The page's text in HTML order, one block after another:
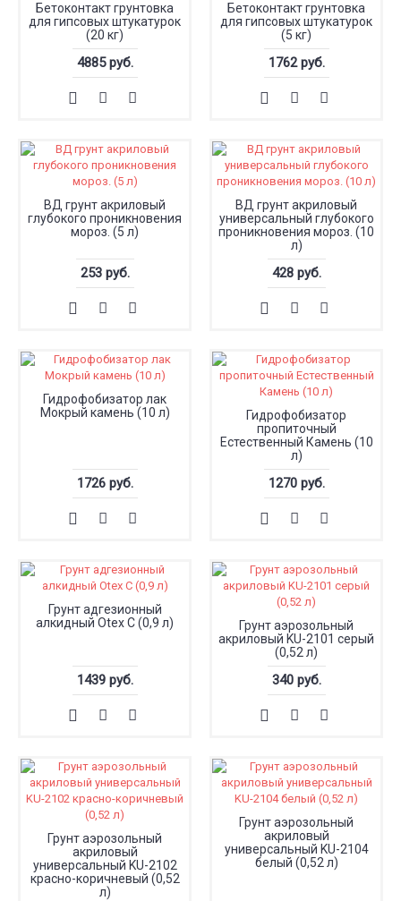
Бетоконтакт грунтовка
для гипсовых штукатурок
(20 кг)
4885 руб.
Бетоконтакт грунтовка
для гипсовых штукатурок
(5 кг)
1762 руб.
ВД грунт акриловый
глубокого проникновения
мороз. (5 л)
253 руб.
ВД грунт акриловый
универсальный глубокого
проникновения мороз. (10
л)
428 руб.
Гидрофобизатор лак
Мокрый камень (10 л)
1726 руб.
Гидрофобизатор
пропиточный
Естественный Камень (10
л)
1270 руб.
Грунт адгезионный
алкидный Otex C (0,9 л)
1439 руб.
Грунт аэрозольный
акриловый KU-2101 серый
(0,52 л)
340 руб.
Грунт аэрозольный
акриловый
универсальный KU-2102
красно-коричневый (0,52
л)
Грунт аэрозольный
акриловый
универсальный KU-2104
белый (0,52 л)